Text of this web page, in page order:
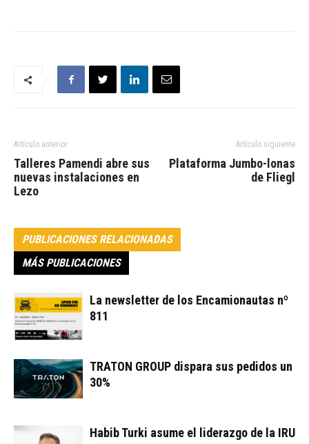
Artículo anterior
Talleres Pamendi abre sus
nuevas instalaciones en
Lezo
Artículo siguiente
Plataforma Jumbo-lonas
de Fliegl
PUBLICACIONES RELACIONADAS
MÁS PUBLICACIONES
La newsletter de los Encamionautas nº
811
TRATON GROUP dispara sus pedidos un
30%
Habib Turki asume el liderazgo de la IRU